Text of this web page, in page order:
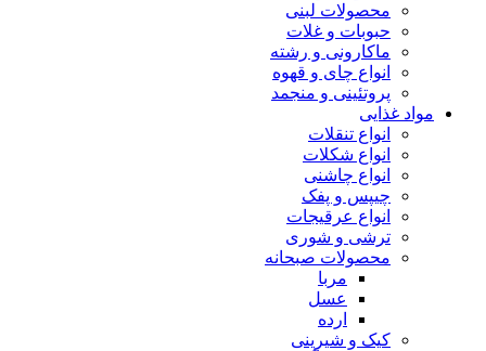
محصولات لبنی
حبوبات و غلات
ماکارونی و رشته
انواع چای و قهوه
پروتئینی و منجمد
مواد غذایی
انواع تنقلات
انواع شکلات
انواع چاشنی
چیپس و پفک
انواع عرقیجات
ترشی و شوری
محصولات صبحانه
مربا
عسل
ارده
کیک و شیرینی